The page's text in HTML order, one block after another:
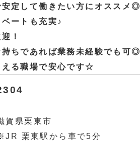
定して働きたい方にオススメ◎
ートも充実♪
！
ちであれば業務未経験でも可◎
る職場で安心です☆
賀県栗東市
栗東駅から車で5分